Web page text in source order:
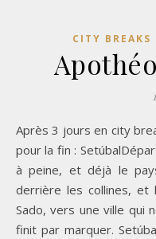
CITY BREAKS
Après 3 jours en city break à Lisbonne on gardé le meilleur
pour la fin :
à peine, et déjà le
derrière les collines,
Sado, vers une ville qui
finit par marquer.